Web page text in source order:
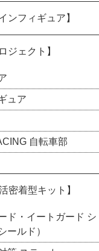
ンフィギュア】
ジェクト】
ュア
自転車部
密着型キット】
ド・イートガード シ
ールド）